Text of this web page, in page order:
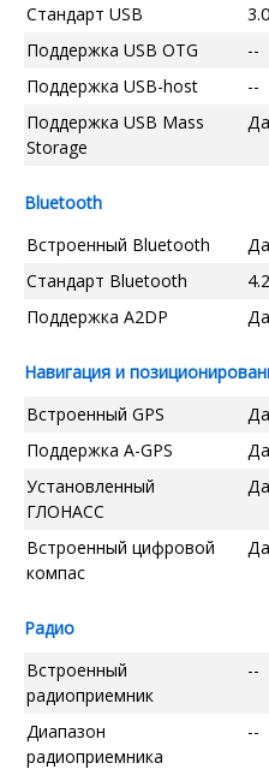
Стандарт USB
3.0
Поддержка USB OTG
--
Поддержка USB-host
--
Поддержка USB Mass
Storage
Да
Bluetooth
Встроенный Bluetooth
Да
Стандарт Bluetooth
4.2
Поддержка A2DP
Да
Навигация и
Встроенный GPS
Да
Поддержка A-GPS
Да
Установленный
ГЛОНАСС
Да
Встроенный цифровой
компас
Да
Радио
Встроенный
радиоприемник
--
Диапазон
радиоприемника
--